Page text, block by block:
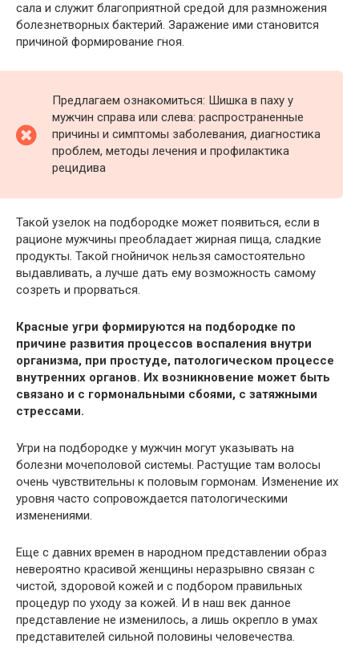
сала и служит благоприятной средой для размножения
болезнетворных бактерий. Заражение ими становится
причиной формирование гноя.
Предлагаем ознакомиться: Шишка в паху у
мужчин справа или слева: распространенные
причины и симптомы заболевания, диагностика
проблем, методы лечения и профилактика
рецидива
Такой узелок на подбородке может появиться, если в
рационе мужчины преобладает жирная пища, сладкие
продукты. Такой гнойничок нельзя самостоятельно
выдавливать, а лучше дать ему возможность самому
созреть и прорваться.
Красные угри формируются на подбородке по
причине развития процессов воспаления внутри
организма, при простуде, патологическом процессе
внутренних органов. Их возникновение может быть
связано и с гормональными сбоями, с затяжными
стрессами.
Угри на подбородке у мужчин могут указывать на
болезни мочеполовой системы. Растущие там волосы
очень чувствительны к половым гормонам. Изменение их
уровня часто сопровождается патологическими
изменениями.
Еще с давних времен в народном представлении образ
невероятно красивой женщины неразрывно связан с
чистой, здоровой кожей и с подбором правильных
процедур по уходу за кожей. И в наш век данное
представление не изменилось, а лишь окрепло в умах
представителей сильной половины человечества.